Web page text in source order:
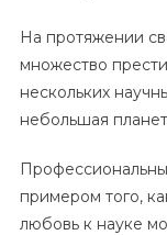
На протяжении
множество
нескольких
небольшая
примером того,
любовь к науке